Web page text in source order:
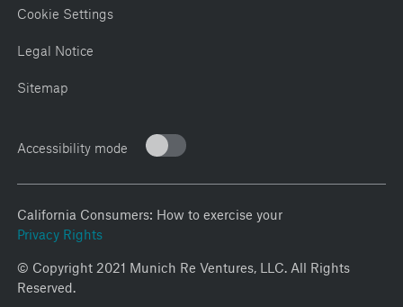
Cookie Settings
Legal Notice
Sitemap
Accessibility mode
California Consumers: How to exercise your
Privacy Rights
© Copyright 2021 Munich Re Ventures, LLC. All Rights
Reserved.